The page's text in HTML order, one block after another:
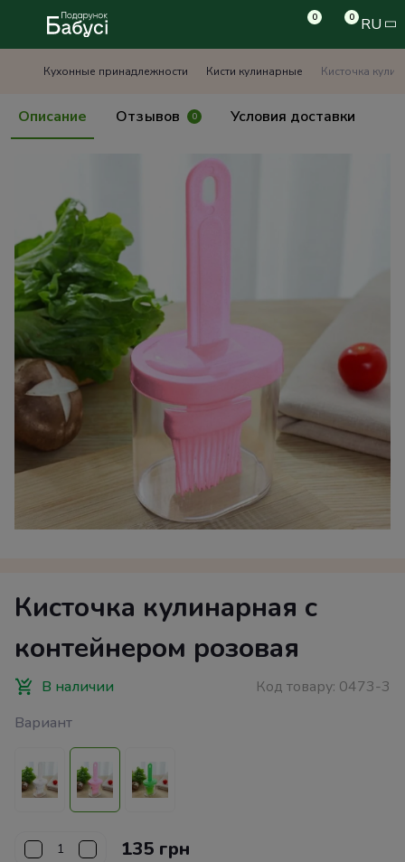
0 0 RU
Кухонные принадлежности Кисти кулинарные Кисточка
Описание Отзывов 0 Условия доставки
Кисточка кулинарная с
контейнером розовая
В наличии Код товару: 0473-3
Вариант
135 грн